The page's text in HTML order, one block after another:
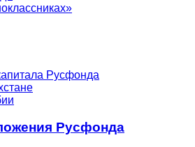
Русфонда
Русфонда